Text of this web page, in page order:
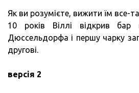
Як ви розумієте, вижити їм все-
10 років Віллі відкрив
Дюссельдорфа і першу чарку
другові.
версія 2